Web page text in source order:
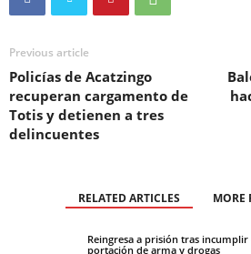
Previous article
Policías de Acatzingo
recuperan cargamento de
Totis y detienen a tres
delincuentes
RELATED ARTICLES MORE
Reingresa a prisión tras
portación de arma y drogas